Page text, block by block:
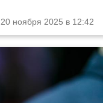
20 ноября 2025 в 12:42